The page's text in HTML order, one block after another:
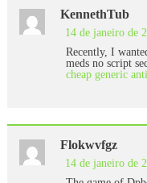
KennethTub
14 de janeiro de
Recently, I
meds no script
cheap generic
Flokwvfgz
14 de janeiro de